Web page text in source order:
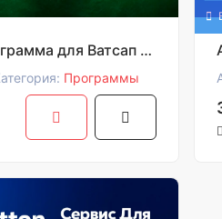
WhatsMaster Программа для Ватсап Рассылки
Программы